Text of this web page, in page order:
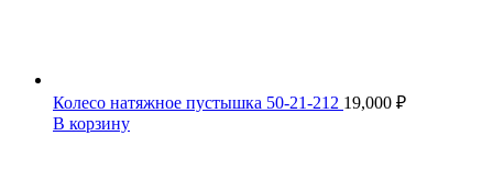
Колесо натяжное пустышка 50-21-212 19,000 ₽
В корзину